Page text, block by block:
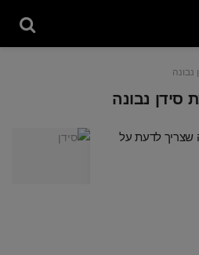
נבונה
סידן נבונה
שצריך לדעת על